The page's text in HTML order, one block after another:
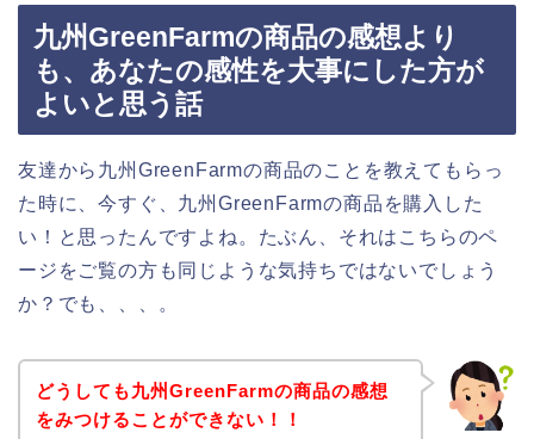
九州GreenFarmの商品の感想より
も、あなたの感性を大事にした方が
よいと思う話
友達から九州GreenFarmの商品のことを教えてもらっ
た時に、今すぐ、九州GreenFarmの商品を購入した
い！と思ったんですよね。たぶん、それはこちらのペ
ージをご覧の方も同じような気持ちではないでしょう
か？でも、、、。
どうしても九州GreenFarmの商品の感想
をみつけることができない！！